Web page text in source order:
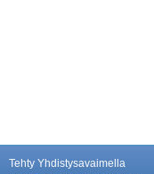
Tehty Yhdistysavaimella